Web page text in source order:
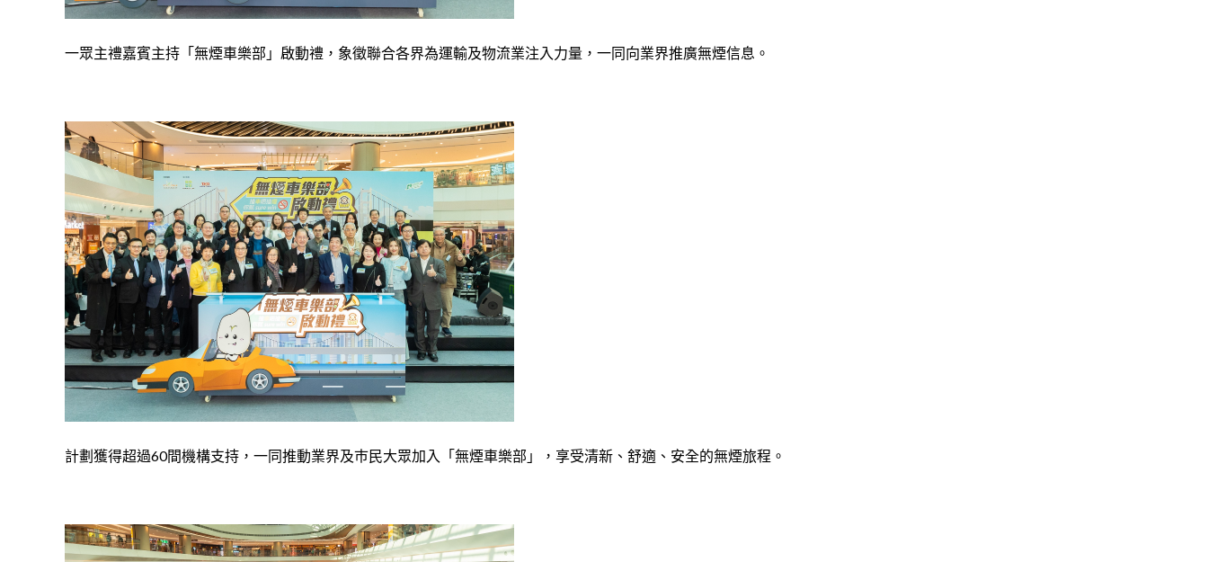
一眾主禮嘉賓主持「無煙車樂部」啟動禮，象徵聯合各界為運輸及物流業注入力量，一同向業界推廣無煙信息。
計劃獲得超過60間機構支持，一同推動業界及巿民大眾加入「無煙車樂部」，享受清新、舒適、安全的無煙旅程。